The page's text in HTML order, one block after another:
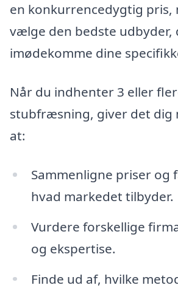
en konkurrencedygtig pris,
vælge den bedste udbyder,
imødekomme dine
Når du indhenter 3 eller
stubfræsning, giver det dig
at:
Sammenligne priser og
hvad markedet tilbyder.
Vurdere forskellige
og ekspertise.
Finde ud af, hvilke